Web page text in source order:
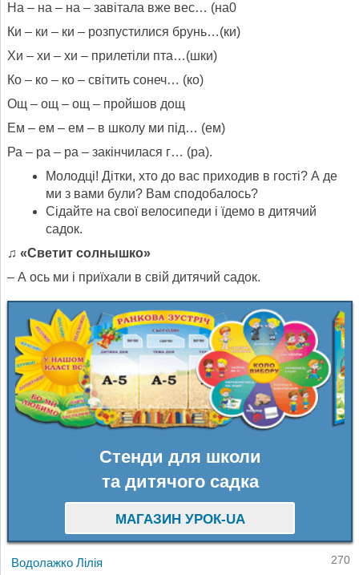
На – на – на – завітала вже вес… (на0
Ки – ки – ки – розпустилися брунь…(ки)
Хи – хи – хи – прилетіли пта…(шки)
Ко – ко – ко – світить сонеч… (ко)
Ощ – ощ – ощ – пройшов дощ
Ем – ем – ем – в школу ми під… (ем)
Ра – ра – ра – закінчилася г… (ра).
Молодці! Дітки, хто до вас приходив в гості? А де
ми з вами були? Вам сподобалось?
Сідайте на свої велосипеди і їдемо в дитячий
садок.
♫ «Светит солнышко»
– А ось ми і приїхали в свій дитячий садок.
Стенди для школи
та дитячого садка
МАГАЗИН УРОК-UA
Водолажко Лілія 270